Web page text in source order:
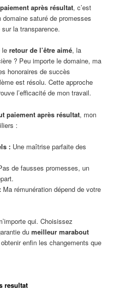
après résultat, c’est
saturé de promesses
la transparence.
leretour de l’être aimé, la
? Peu importe le domaine, ma
honoraires de succès
est résolu. Cette approche
l’efficacité de mon travail.
paiement après résultat, mon
:
:Une maîtrise parfaite des
de fausses promesses, un
Ma rémunération dépend de votre
qui. Choisissez
dumeilleur marabout
enfin les changements que
resultat